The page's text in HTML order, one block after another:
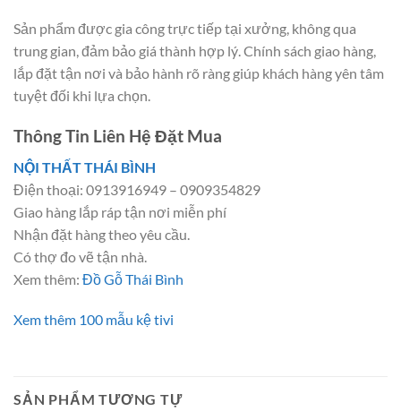
Sản phẩm được gia công trực tiếp tại xưởng, không qua
trung gian, đảm bảo giá thành hợp lý. Chính sách giao hàng,
lắp đặt tận nơi và bảo hành rõ ràng giúp khách hàng yên tâm
tuyệt đối khi lựa chọn.
Thông Tin Liên Hệ Đặt Mua
NỘI THẤT THÁI BÌNH
Điện thoại: 0913916949 – 0909354829
Giao hàng lắp ráp tận nơi miễn phí
Nhận đặt hàng theo yêu cầu.
Có thợ đo vẽ tận nhà.
Xem thêm: Đồ Gỗ Thái Bình
Xem thêm 100 mẫu kệ tivi
SẢN PHẨM TƯƠNG TỰ